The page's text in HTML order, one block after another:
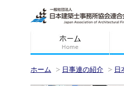
ホーム 日事連の紹介 日